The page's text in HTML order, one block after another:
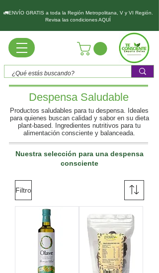
🚛ENVÍO GRATIS a toda la Región Metropolitana, V y VI Región.
Revisa las condiciones AQUÍ
Despensa Saludable
Productos saludables para tu despensa. Ideales
para quienes buscan calidad y sabor en su dieta
plant-based. Ingredientes nutritivos para tu
alimentación consciente y balanceada.
Nuestra selección para una despensa
consciente
Filtro